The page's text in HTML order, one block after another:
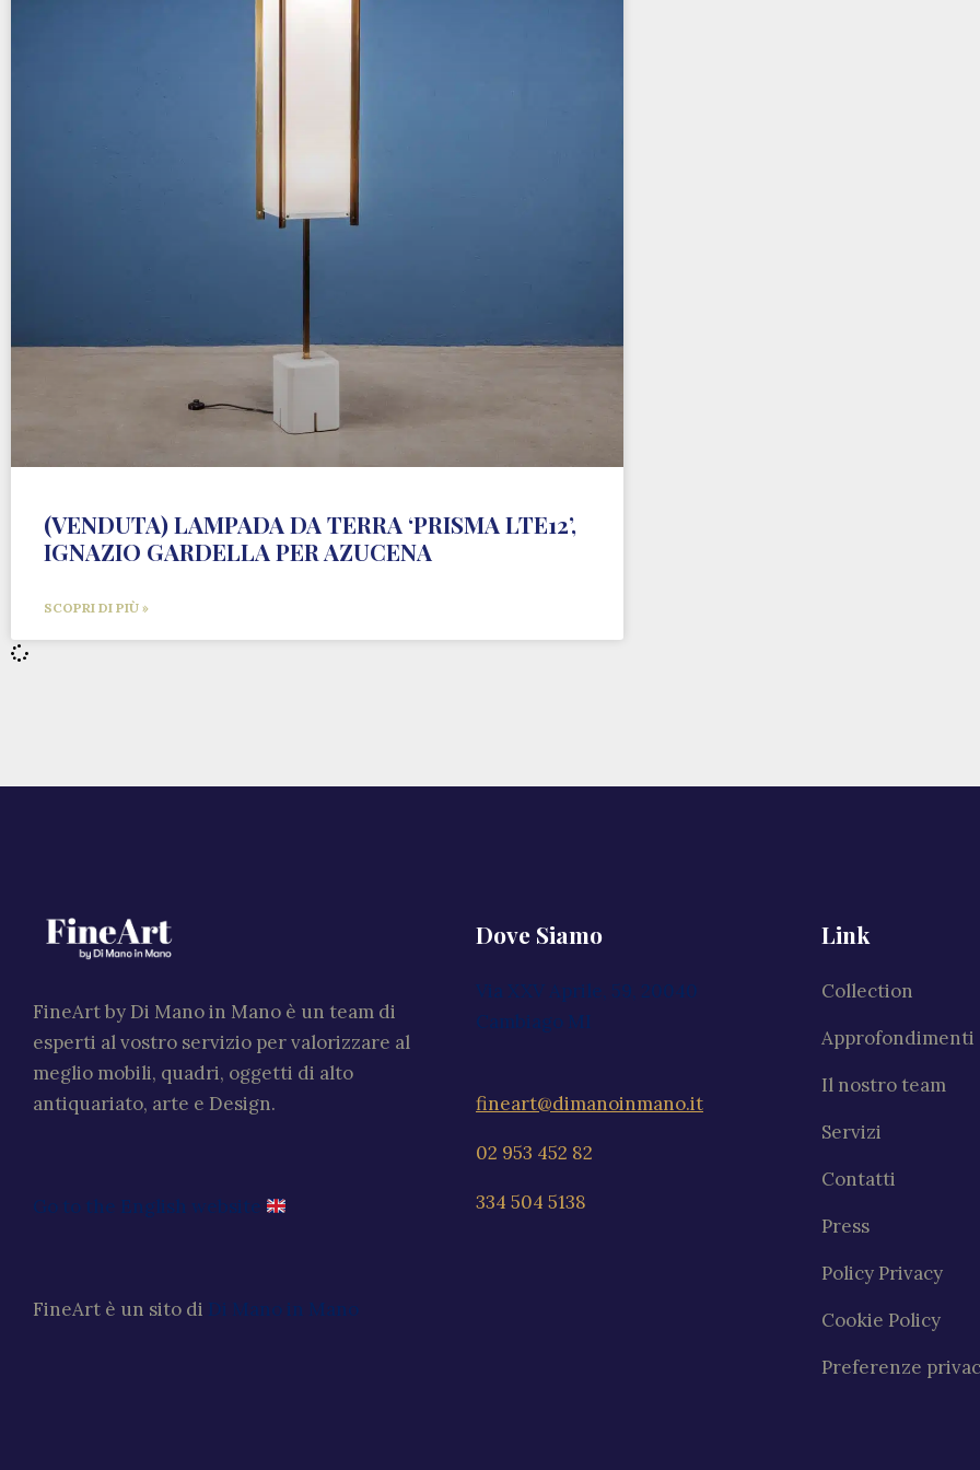
(VENDUTA) LAMPADA DA TERRA ‘PRISMA LTE12’,
IGNAZIO GARDELLA PER AZUCENA
SCOPRI DI PIÙ »
FineArt by Di Mano in Mano è un team di
esperti al vostro servizio per valorizzare al
meglio mobili, quadri, oggetti di alto
antiquariato, arte e Design.
Go to the English website
FineArt è un sito di Di Mano in Mano
Dove Siamo
Via XXV Aprile, 59, 20040
Cambiago MI
fineart@dimanoinmano.it
02 953 452 82
334 504 5138
Link
Collection
Approfondimenti
Il nostro team
Servizi
Contatti
Press
Policy Privacy
Cookie Policy
Preferenze